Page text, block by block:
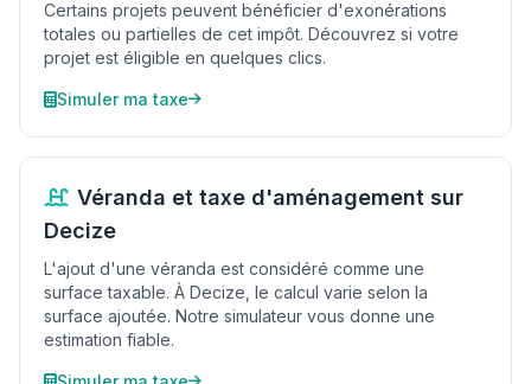
Certains projets peuvent bénéficier d'exonérations
totales ou partielles de cet impôt. Découvrez si votre
projet est éligible en quelques clics.
Simuler ma taxe
Véranda et taxe d'aménagement sur
Decize
L'ajout d'une véranda est considéré comme une
surface taxable. À Decize, le calcul varie selon la
surface ajoutée. Notre simulateur vous donne une
estimation fiable.